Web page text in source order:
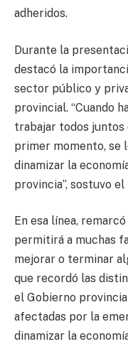
adheridos.
Durante la
destacó la
sector público y
provincial. “Cuando
trabajar todos juntos
primer momento, se
dinamizar la
provincia”, sostuvo
En esa línea,
permitirá a muchas
mejorar o terminar
que recordó las
el Gobierno
afectadas por la
dinamizar la